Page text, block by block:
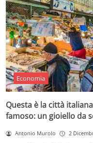
Economia
Questa è la città
famoso: un gioiello da
Antonio Murolo 2